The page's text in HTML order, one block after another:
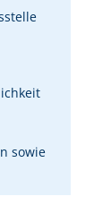
sowie